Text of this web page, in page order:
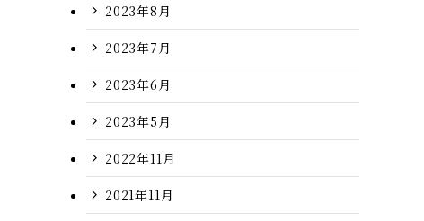
2023年8月
2023年7月
2023年6月
2023年5月
2022年11月
2021年11月